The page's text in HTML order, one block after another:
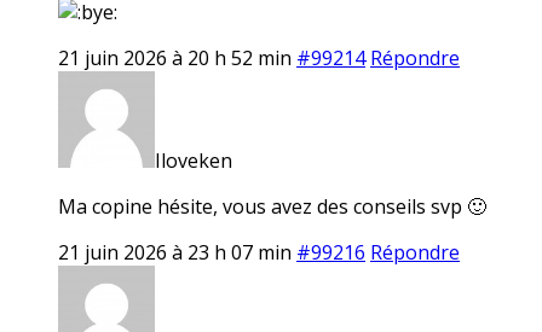
21 juin 2026 à 20 h 52 min #99214 Répondre
Iloveken
Ma copine hésite, vous avez des conseils svp 🙂
21 juin 2026 à 23 h 07 min #99216 Répondre